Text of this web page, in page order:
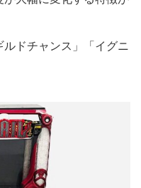
ドチャンス」「イグニ